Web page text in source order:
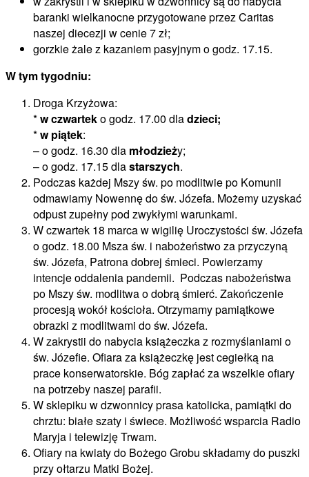
baranki wielkanocne przygotowane przez Caritas
naszej diecezji w cenie 7 zł;
gorzkie żale z kazaniem pasyjnym o godz. 17.15.
W tym tygodniu:
Droga Krzyżowa:
*w czwarteko godz. 17.00 dladzieci;
*w piątek:
– o godz. 16.30 dla młodzieży;
– o godz. 17.15 dlastarszych.
Podczas każdej Mszy św. po modlitwie po Komunii
odmawiamy Nowennę do św. Józefa. Możemy uzyskać
odpust zupełny pod zwykłymi warunkami.
W czwartek 18 marca w wigilię Uroczystości św. Józefa
o godz. 18.00 Msza św. i nabożeństwo za przyczyną
św. Józefa, Patrona dobrej śmieci. Powierzamy
intencje oddalenia pandemii. Podczas nabożeństwa
po Mszy św. modlitwa o dobrą śmierć. Zakończenie
procesją wokół kościoła. Otrzymamy pamiątkowe
obrazki z modlitwami do św. Józefa.
W zakrystii do nabycia książeczka z rozmyślaniami o
św. Józefie. Ofiara za książeczkę jest cegiełką na
prace konserwatorskie. Bóg zapłać za wszelkie ofiary
na potrzeby naszej parafii.
W sklepiku w dzwonnicy prasa katolicka, pamiątki do
chrztu: białe szaty i świece. Możliwość wsparcia Radio
Maryja i telewizję Trwam.
Ofiary na kwiaty do Bożego Grobu składamy do puszki
przy ołtarzu Matki Bożej.